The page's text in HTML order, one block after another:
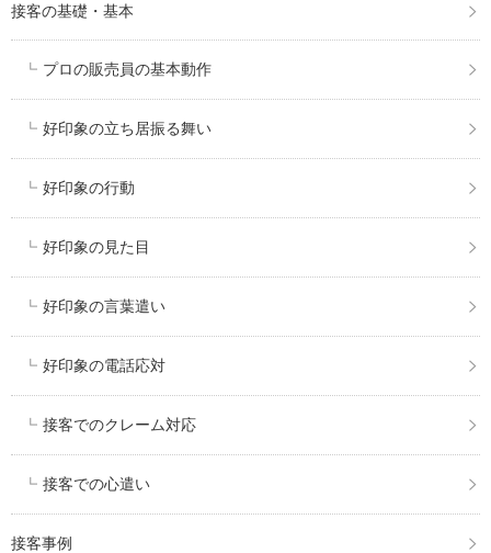
接客の基礎・基本
プロの販売員の基本動作
好印象の立ち居振る舞い
好印象の行動
好印象の見た目
好印象の言葉遣い
好印象の電話応対
接客でのクレーム対応
接客での心遣い
接客事例